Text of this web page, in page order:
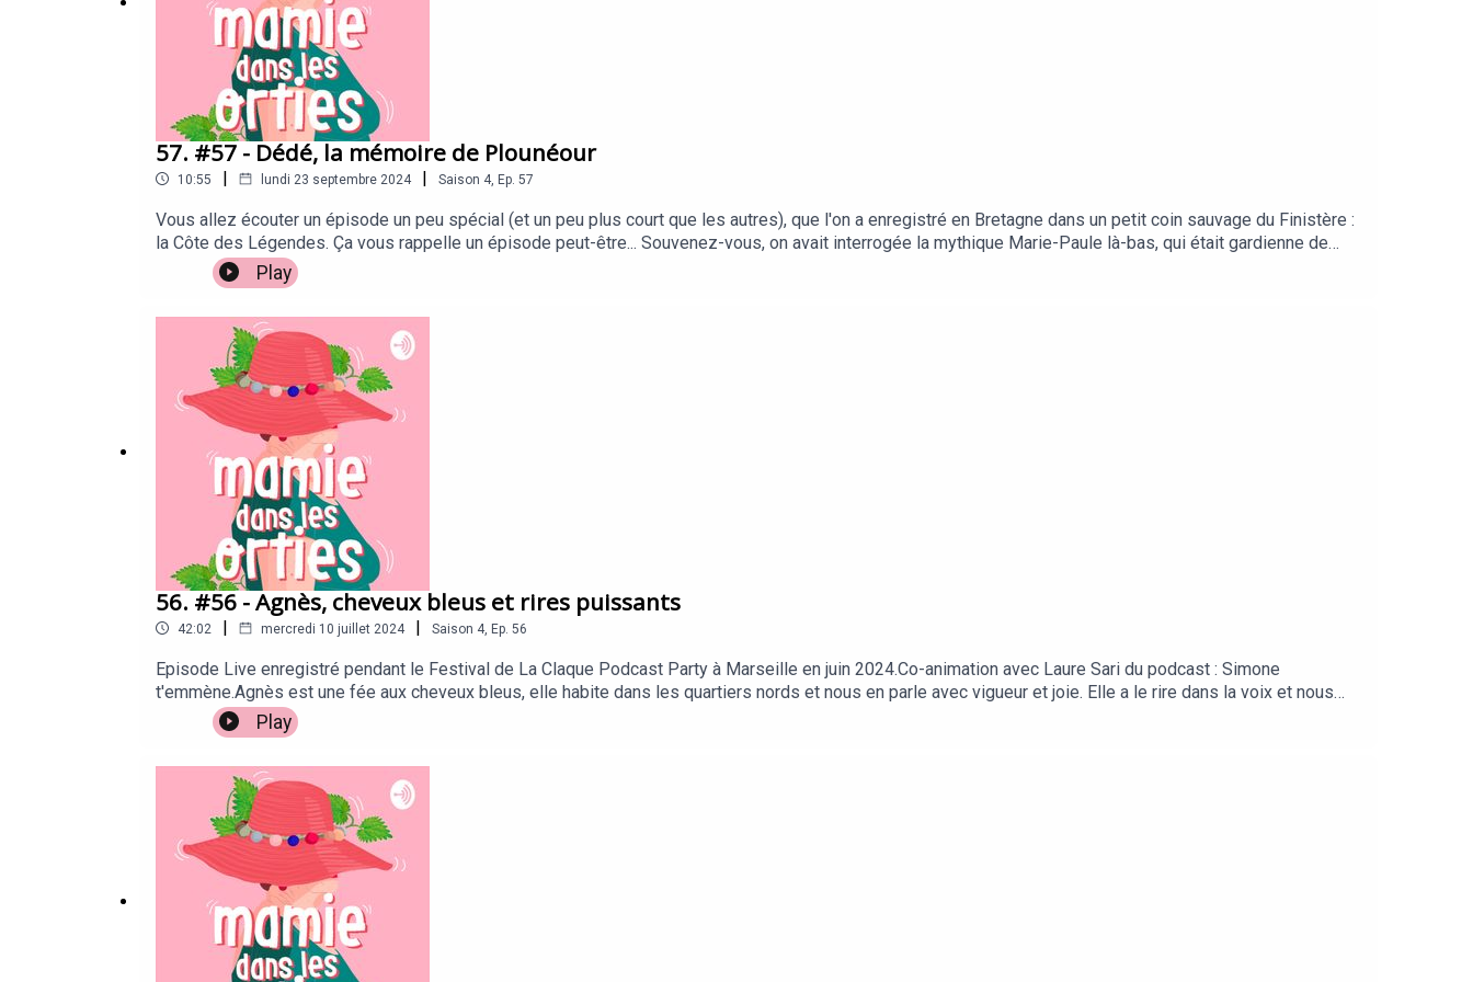
57. #57 - Dédé, la mémoire de Plounéour
10:55 | lundi 23 septembre 2024 | Saison 4, Ep. 57
Vous allez écouter un épisode un peu spécial (et un peu plus court que les autres), que l'on a enregistré en Bretagne dans un petit coin sauvage du Finistère :
la Côte des Légendes. Ça vous rappelle un épisode peut-être... Souvenez-vous, on avait interrogée la mythique Marie-Paule là-bas, qui était gardienne de
phare ! Ici, on écoute Andrée, dite Dédé, 90 ans, qui a toujours vécu dans le village de Plounéour. Elle nous raconte ses souvenirs avec une pétillance et une
énergie folles.Cet épisode a été réalisé dans le cadre des Journées du Matrimoine pour l'office de tourisme Côte des Légendes. Deux autres portraits avec
Visuelle : Jeanne Dufief
Play
56. #56 - Agnès, cheveux bleus et rires puissants
42:02 | mercredi 10 juillet 2024 | Saison 4, Ep. 56
Episode Live enregistré pendant le Festival de La Claque Podcast Party à Marseille en juin 2024.Co-animation avec Laure Sari du podcast : Simone
t'emmène.Agnès est une fée aux cheveux bleus, elle habite dans les quartiers nords et nous en parle avec vigueur et joie. Elle a le rire dans la voix et nous
touche par la sincérité du propos. Bonne écoute !Pour découvrir Courchevel Confidentiel, c'est ici
Play